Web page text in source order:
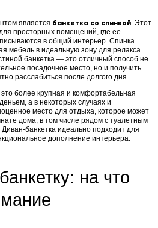
является банкетка со спинкой. Этот
просторных помещений, где ее
в общий интерьер. Спинка
мебель в идеальную зону для релакса.
банкетка — это отличный способ не
посадочное место, но и получить
расслабиться после долгого дня.
более крупная и комфортабельная
а в некоторых случаях и
место для отдыха, которое может
дома, в том числе рядом с туалетным
банкетка идеально подходит для
дополнение интерьера.
на что